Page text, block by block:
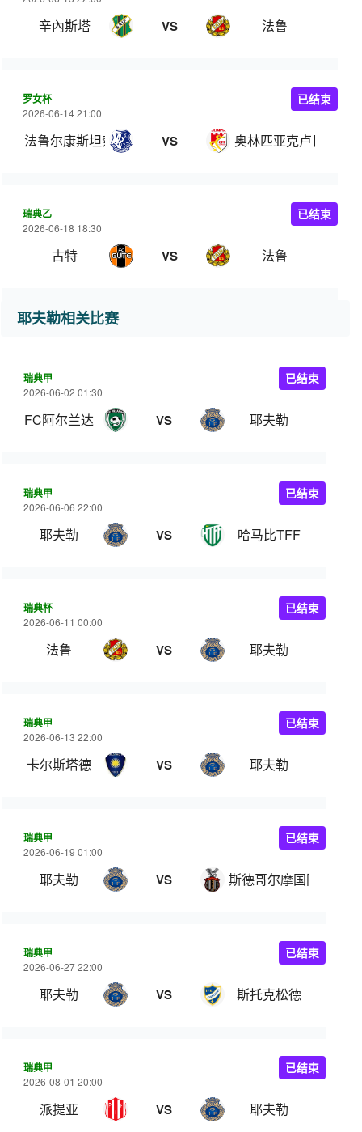
辛內斯塔 VS 法鲁
罗女杯
2026-06-14 21:00
法鲁尔康斯坦察女足 VS 奥林匹亚克卢日女足
已结束
瑞典乙
2026-06-18 18:30
古特 VS 法鲁
已结束
耶夫勒相关比赛
瑞典甲
2026-06-02 01:30
FC阿尔兰达 VS 耶夫勒
已结束
瑞典甲
2026-06-06 22:00
耶夫勒 VS 哈马比TFF
已结束
瑞典杯
2026-06-11 00:00
法鲁 VS 耶夫勒
已结束
瑞典甲
2026-06-13 22:00
卡尔斯塔德 VS 耶夫勒
已结束
瑞典甲
2026-06-19 01:00
耶夫勒 VS 斯德哥尔摩国际俱乐部
已结束
瑞典甲
2026-06-27 22:00
耶夫勒 VS 斯托克松德
已结束
瑞典甲
2026-08-01 20:00
派提亚 VS 耶夫勒
已结束